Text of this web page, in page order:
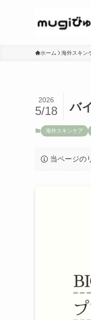
ホーム 海外スキン
バ
2026
5/18
海外スキンケア
当ページの